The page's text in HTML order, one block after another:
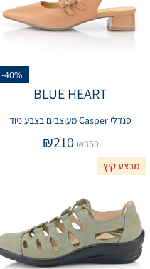
-40%
BLUE HEART
סנדלי Casper מעוצבים בצבע ניוד
₪350
₪210
מבצע קיץ